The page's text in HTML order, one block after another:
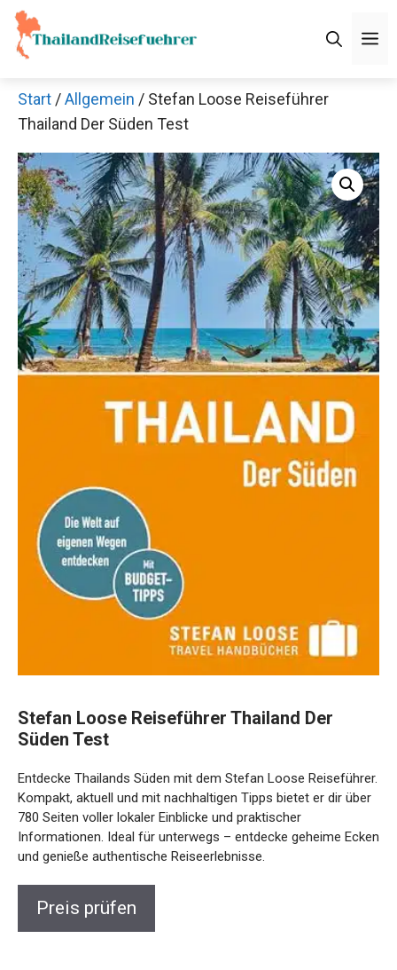
Zum
Inhalt
springen
Start /Allgemein / Stefan Loose Reiseführer
Thailand Der Süden Test
Stefan Loose Reiseführer Thailand Der
Süden Test
Entdecke Thailands Süden mit dem Stefan Loose Reiseführer.
Kompakt, aktuell und mit nachhaltigen Tipps bietet er dir über
780 Seiten voller lokaler Einblicke und praktischer
Informationen. Ideal für unterwegs – entdecke geheime Ecken
und genieße authentische Reiseerlebnisse.
Preis prüfen